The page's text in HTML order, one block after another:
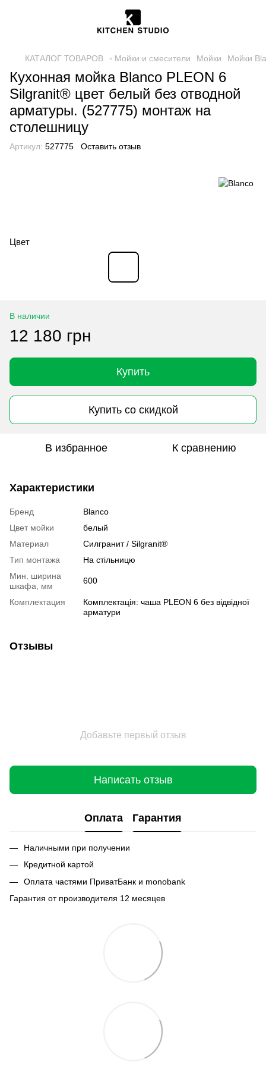
КАТАЛОГ ТОВАРОВ ◦ Мойки и смесители Мойки Мойки
Кухонная мойка Blanco PLEON 6
Silgranit® цвет белый без отводной
арматуры. (527775) монтаж на
столешницу
Артикул: 527775 Оставить отзыв
Цвет
В наличии
12 180 грн
Купить
Купить со скидкой
В избранное К сравнению
Характеристики
Бренд
Blanco
Цвет мойки
белый
Материал
Cилгранит / Silgranit®
Тип монтажа
На стільницю
Мин. ширина
шкафа, мм
600
Комплектация
Комплектація: чаша PLEON 6 без відвідної
арматури
Отзывы
Добавьте первый отзыв
Написать отзыв
Оплата Гарантия
Наличными при получении
Кредитной картой
Оплата частями ПриватБанк и monobank
Гарантия от производителя 12 месяцев